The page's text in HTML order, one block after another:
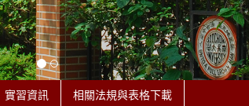
實習資訊 相關法規與表格下載